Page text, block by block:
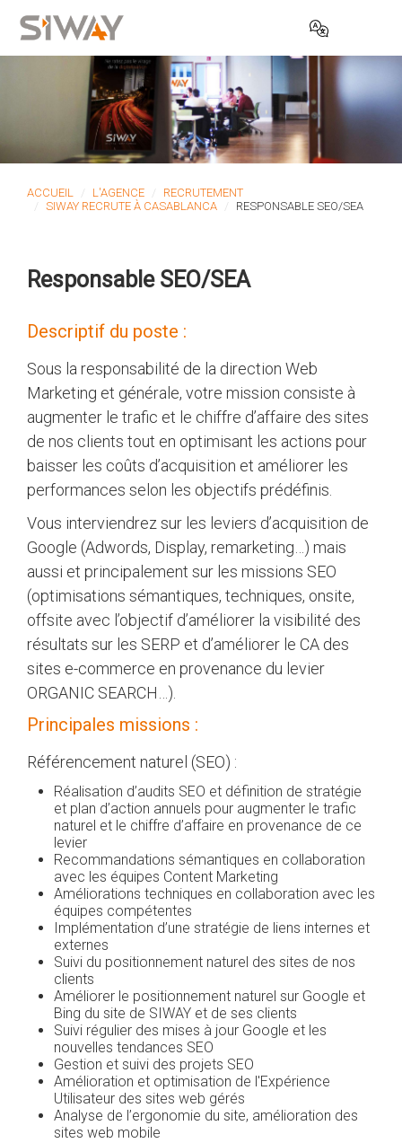
ACCUEIL L'AGENCE
RECRUTEMENT
SIWAY RECRUTE À CASABLANCA
RESPONSABLE SEO/SEA
Responsable SEO/SEA
Descriptif du poste :
Sous la responsabilité de la direction Web
Marketing et générale, votre mission consiste à
augmenter le trafic et le chiffre d’affaire des sites
de nos clients tout en optimisant les actions pour
baisser les coûts d’acquisition et améliorer les
performances selon les objectifs prédéfinis.
Vous interviendrez sur les leviers d’acquisition de
Google (Adwords, Display, remarketing…) mais
aussi et principalement sur les missions SEO
(optimisations sémantiques, techniques, onsite,
offsite avec l’objectif d’améliorer la visibilité des
résultats sur les SERP et d’améliorer le CA des
sites e-commerce en provenance du levier
ORGANIC SEARCH…).
Principales missions :
Référencement naturel (SEO) :
Réalisation d’audits SEO et définition de stratégie
et plan d’action annuels pour augmenter le trafic
naturel et le chiffre d’affaire en provenance de ce
levier
Recommandations sémantiques en collaboration
avec les équipes Content Marketing
Améliorations techniques en collaboration avec les
équipes compétentes
Implémentation d’une stratégie de liens internes et
externes
Suivi du positionnement naturel des sites de nos
clients
Améliorer le positionnement naturel sur Google et
Bing du site de SIWAY et de ses clients
Suivi régulier des mises à jour Google et les
nouvelles tendances SEO
Gestion et suivi des projets SEO
Amélioration et optimisation de l'Expérience
Utilisateur des sites web gérés
Analyse de l’ergonomie du site, amélioration des
sites web mobile